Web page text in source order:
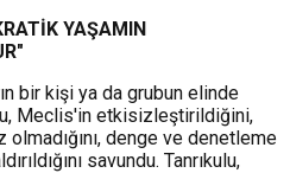
YAŞAMIN
bir kişi ya da grubun elinde
Meclis'in etkisizleştirildiğini,
olmadığını, denge ve denetleme
savundu. Tanrıkulu,